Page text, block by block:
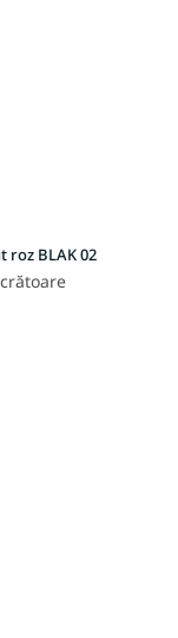
roz BLAK 02